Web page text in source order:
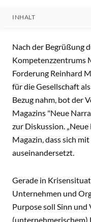
INHALT
INHALT
Nach der Begrüßung
Kompetenzzentrums
Forderung Reinhard
für die Gesellschaft
Bezug nahm, bot der
Magazins "Neue
zur Diskussion.
Magazin, dass sich
auseinandersetzt.
Gerade in
Unternehmen und
Purpose soll Sinn
(unternehmerischem)